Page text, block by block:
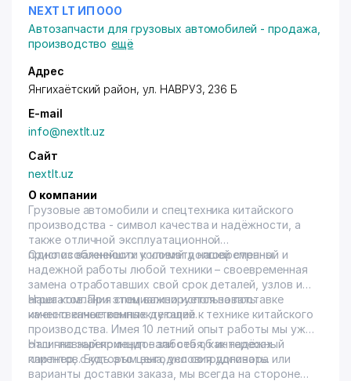
NEXT LT ИП ООО
Автозапчасти для грузовых автомобилей - продажа,
производство ещё
Адрес
Янгихаётский район, ул. НАВРУЗ, 236 Б
E-mail
info@nextlt.uz
Сайт
nextlt.uz
О компании
Грузовые автомобили и спецтехника китайского
производства - символ качества и надёжности, а
также отличной эксплуатационной
приспособленности к климату нашей страны.
Одно из важнейших условий долговременной и
надежной работы любой техники – своевременная
замена отработавших свой срок деталей, узлов и
агрегатов. При этом важно использовать
качественные комплектующие.
Наша компания специализируется на поставке
именно качественных деталей к технике китайского
производства. Имея 10 летний опыт работы мы уже
отлично зарекомендовали себя, как надёжный
партнер, с которым выгодно сотрудничать.
Наш главный принцип – забота об интересах
клиентов. Будь это цена, условия договора или
варианты доставки заказа, мы всегда на стороне